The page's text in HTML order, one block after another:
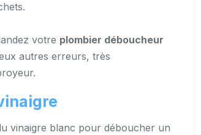
votre plombier déboucheur
autres erreurs, très
vinaigre blanc pour déboucher un